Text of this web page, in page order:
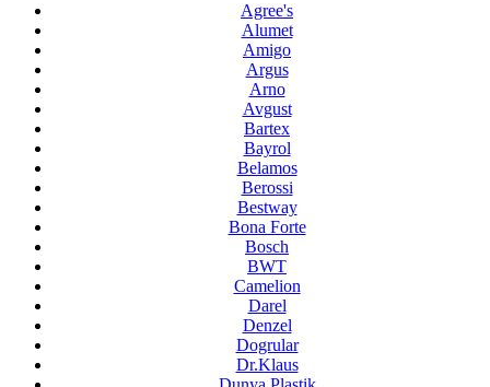
Agree's
Alumet
Amigo
Argus
Arno
Avgust
Bartex
Bayrol
Belamos
Berossi
Bestway
Bona Forte
Bosch
BWT
Camelion
Darel
Denzel
Dogrular
Dr.Klaus